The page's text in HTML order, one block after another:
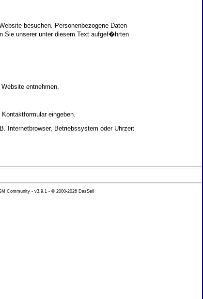
besuchen. Personenbezogene Daten
Sie unserer unter diesem Text aufgef�hrten
entnehmen.
eingeben.
Internetbrowser, Betriebssystem oder Uhrzeit
Nutzerverhaltens verwendet werden.
zu erhalten. Sie haben au�erdem ein
Community - v3.9.1 - © 2000-2026 DasSeil